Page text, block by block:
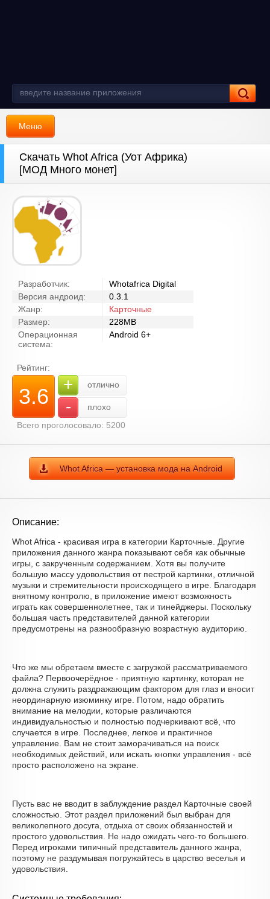
Меню
Скачать Whot Africa (Уот Африка)
[МОД Много монет]
Разработчик:
Whotafrica Digital
Версия андроид:
0.3.1
Жанр:
Карточные
Размер:
228MB
Операционная
система:
Android 6+
Рейтинг:
3.6 + отлично
-
плохо
Всего проголосовало: 5200
Whot Africa — установка мода на Android
Описание:
Whot Africa - красивая игра в категории Карточные. Другие
приложения данного жанра показывают себя как обычные
игры, с закрученным содержанием. Хотя вы получите
большую массу удовольствия от пестрой картинки, отличной
музыки и стремительности происходящего в игре. Благодаря
внятному контролю, в приложение имеют возможность
играть как совершеннолетнее, так и тинейджеры. Поскольку
большая часть представителей данной категории
предусмотрены на разнообразную возрастную аудиторию.
Что же мы обретаем вместе с загрузкой рассматриваемого
файла? Первоочерёдное - приятную картинку, которая не
должна служить раздражающим фактором для глаз и вносит
неординарную изюминку игре. Потом, надо обратить
внимание на мелодии, которые различаются
индивидуальностью и полностью подчеркивают всё, что
случается в игре. Последнее, легкое и практичное
управление. Вам не стоит заморачиваться на поиск
необходимых действий, или искать кнопки управления - всё
просто расположено на экране.
Пусть вас не вводит в заблуждение раздел Карточные своей
сложностью. Этот раздел приложений был выбран для
великолепного досуга, отдыха от своих обязанностей и
простого удовольствия. Не надо ожидать чего-то большего.
Перед игроками типичный представитель данного жанра,
поэтому не раздумывая погружайтесь в царство веселья и
удовольствия.